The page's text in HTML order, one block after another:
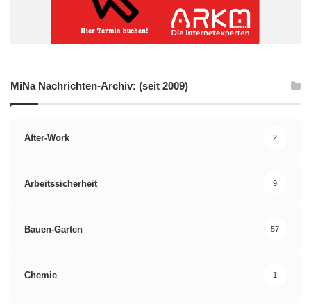
MiNa Nachrichten-Archiv: (seit 2009)
After-Work 2
Arbeitssicherheit 9
Bauen-Garten 57
Chemie 1